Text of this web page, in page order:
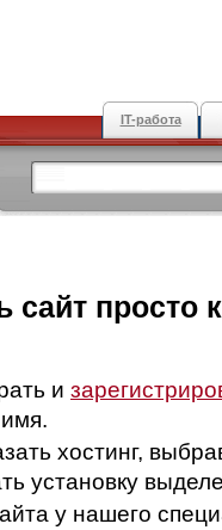
IT-работа
сайт просто
и
хостинг,
установку
у нашего